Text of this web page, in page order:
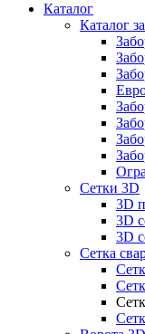
Каталог
Каталог
Сетки 3D
3D
3D
3D
Сетка